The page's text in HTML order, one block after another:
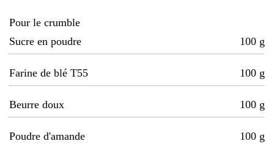
Pour le crumble
Sucre en poudre
100 g
Farine de blé T55 100 g
Beurre doux 100 g
Poudre d'amande 100 g